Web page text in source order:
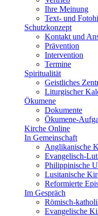
Ihre Meinung
Text- und
Schutzkonzept
Kontakt und
Prävention
Intervention
Termine
Spiritualität
Geistliches
Liturgischer
Ökumene
Dokumente
Ökumene-
Kirche Online
In Gemeinschaft
Anglikanische
Evangelisch-
Philippinische
Lusitanische
Reformierte
Im Gespräch
Römisch-
Evangelische